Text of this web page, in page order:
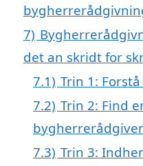
7)
det an skridt for
7.1) Trin 1:
7.2) Trin 2: Find
bygherrerådgiver
7.3) Trin 3: